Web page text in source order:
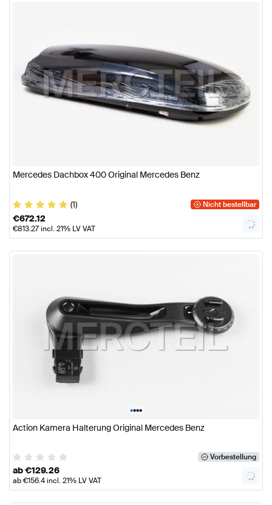
Mercedes Dachbox 400 Original Mercedes Benz
(1) Nicht bestellbar
€672.12
€813.27incl. 21% LV VAT
••••
Action Kamera Halterung Original Mercedes Benz
Vorbestellung
ab€129.26
ab€156.4incl. 21% LV VAT